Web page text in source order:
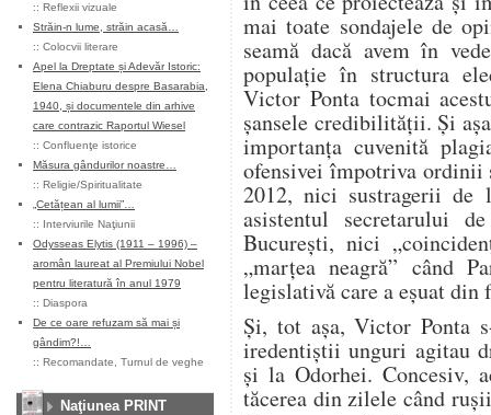
:: Reflexii vizuale
Străin-n lume, străin acasă…
:: Colocvii literare
Apel la Dreptate și Adevăr Istoric:
Elena Chiaburu despre Basarabia,
1940, și documentele din arhive
care contrazic Raportul Wiesel
:: Confluenţe istorice
Măsura gândurilor noastre…
:: Religie/Spiritualitate
„Cetățean al lumii”…
:: Interviurile Naţiunii
Odysseas Elytis (1911 – 1996) –
aromân laureat al Premiului Nobel
pentru literatură în anul 1979
:: Diaspora
De ce oare refuzam să mai și
gândim?!…
:: Recomandate Turnul de veghe
Naţiunea PRINT
mai toate sondajele de
seamă dacă avem în
populație în structura
Victor Ponta tocmai
șansele credibilității. Și
importanța cuvenită
ofensivei împotriva
2012, nici sustragerii de
asistentul secretarului
București, nici
„marțea neagră” când
legislativă care a eșuat din
Și, tot așa, Victor Ponta
iredentiștii unguri agitau
și la Odorhei. Concesiv,
tăcerea din zilele când